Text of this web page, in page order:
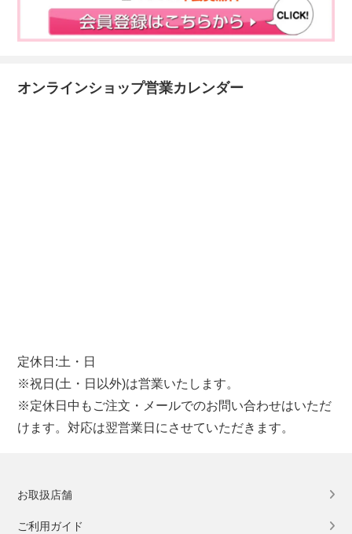
オンラインショップ営業カレンダー
定休日:土・日
※祝日(土・日以外)は営業いたします。
※定休日中もご注文・メールでのお問い合わせはいただ
けます。対応は翌営業日にさせていただきます。
お取扱店舗
ご利用ガイド